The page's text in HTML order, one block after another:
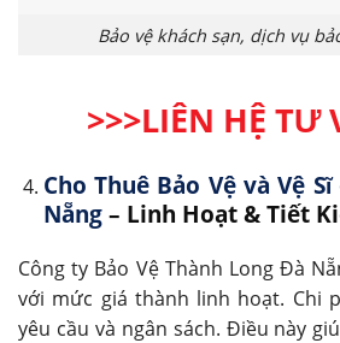
Bảo vệ khách sạn, dịch vụ
>>>LIÊN HỆ TƯ
Cho Thuê Bảo Vệ và Vệ
Nẵng– Linh Hoạt & Tiết
Công ty Bảo Vệ Thành Long Đà
với mức giá thành linh hoạt. Chi
yêu cầu và ngân sách. Điều này